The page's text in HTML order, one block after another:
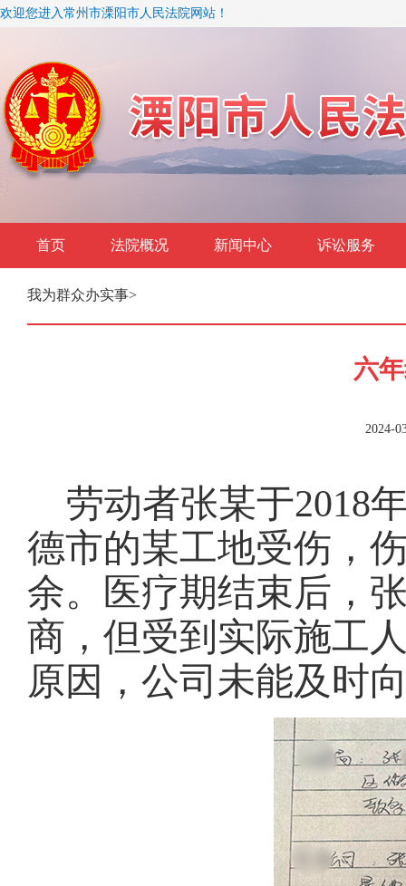
欢迎您进入常州市溧阳市人民法院网站！
首页 法院概况 新闻中心 诉讼服务
我为群众办实事>
六
2024-
劳动者张某于2018
德市的某工地受伤，
余。医疗期结束后，
商，但受到实际施工
原因，公司未能及时